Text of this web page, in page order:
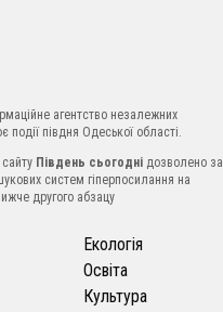
агентство незалежних
події півдня Одеської області.
Південь сьогодні дозволено за
систем гіперпосилання на
другого абзацу
Екологія
Освіта
Культура